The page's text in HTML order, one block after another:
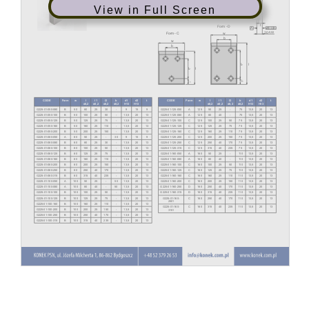
View in Full Screen